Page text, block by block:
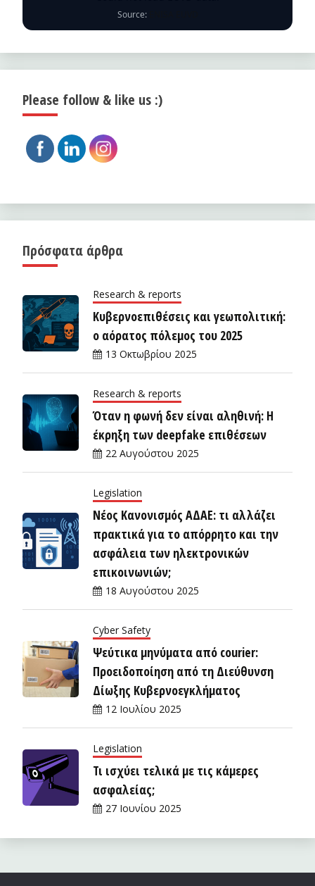
Source:
Please follow & like us :)
Πρόσφατα άρθρα
Research & reports
Κυβερνοεπιθέσεις και γεωπολιτική:
ο αόρατος πόλεμος του 2025
13 Οκτωβρίου 2025
Research & reports
Όταν η φωνή δεν είναι αληθινή: Η
έκρηξη των deepfake επιθέσεων
22 Αυγούστου 2025
Legislation
Νέος Κανονισμός ΑΔΑΕ: τι αλλάζει
πρακτικά για το απόρρητο και την
ασφάλεια των ηλεκτρονικών
επικοινωνιών;
18 Αυγούστου 2025
Cyber Safety
Ψεύτικα μηνύματα από courier:
Προειδοποίηση από τη Διεύθυνση
Δίωξης Κυβερνοεγκλήματος
12 Ιουλίου 2025
Legislation
Τι ισχύει τελικά με τις κάμερες
ασφαλείας;
27 Ιουνίου 2025